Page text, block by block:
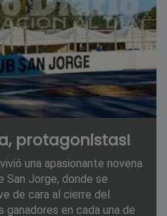
protagonistas!
una apasionante novena
San Jorge, donde se
de cara al cierre del
en cada una de